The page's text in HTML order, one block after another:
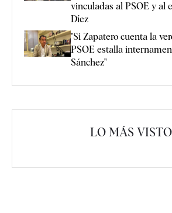
vinculadas al PSOE y al
Díez
"Si Zapatero cuenta la
PSOE estalla
Sánchez"
LO MÁS VISTO